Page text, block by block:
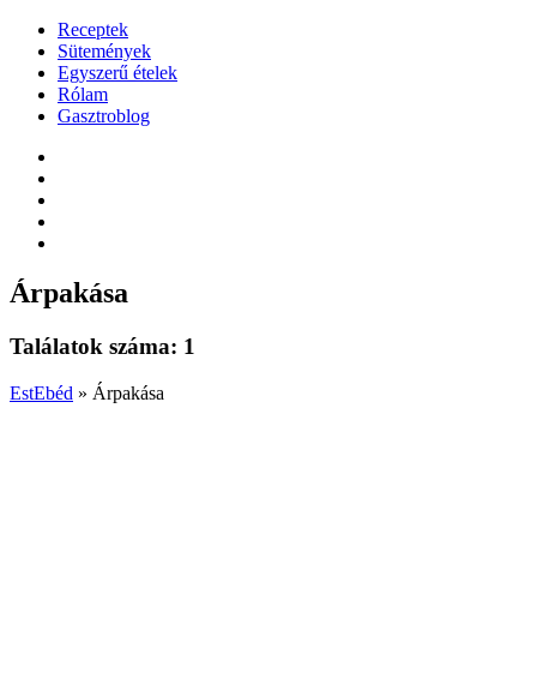
Receptek
Sütemények
Egyszerű ételek
Rólam
Gasztroblog
Árpakása
Találatok száma: 1
EstEbéd » Árpakása